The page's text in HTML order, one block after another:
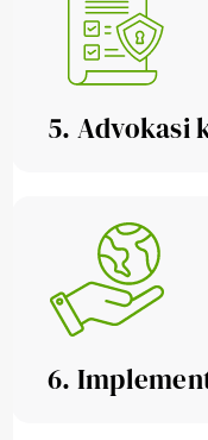
5. Advokasi
6.